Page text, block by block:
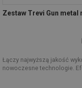
Zestaw Trevi Gun metal
Łączy najwyższą jakość
nowoczesne technologie.